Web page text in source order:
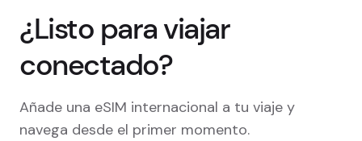
¿Listo para viajar
conectado?
Añade una eSIM internacional a tu viaje y
navega desde el primer momento.